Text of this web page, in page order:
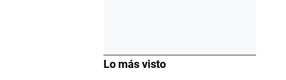
Lo más visto